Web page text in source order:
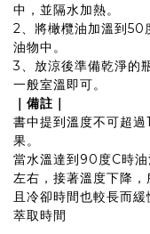
中，並隔水加熱。
2、將橄欖油加溫到50
油物中。
3、放涼後準備乾淨的
一般室溫即可。
｜備註｜
書中提到溫度不可超
果。
當水溫達到90度C時
左右，接著溫度下降
且冷卻時間也較長而
萃取時間